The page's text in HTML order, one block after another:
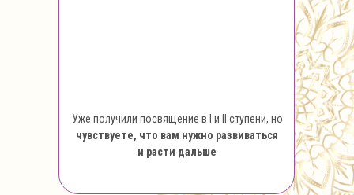
Уже получили посвящение в I и II ступени, но
чувствуете, что вам нужно развиваться
и расти дальше